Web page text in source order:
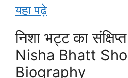
यहा पढ़े
निशा भट्ट का
Nisha Bhatt
Biography